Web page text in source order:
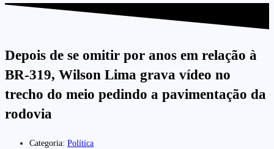
Depois de se omitir por anos em relação à
BR-319, Wilson Lima grava vídeo no
trecho do meio pedindo a pavimentação da
rodovia
Categoria: Política